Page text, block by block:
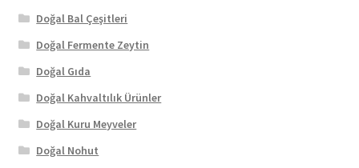
Doğal Bal Çeşitleri
Doğal Fermente Zeytin
Doğal Gıda
Doğal Kahvaltılık Ürünler
Doğal Kuru Meyveler
Doğal Nohut